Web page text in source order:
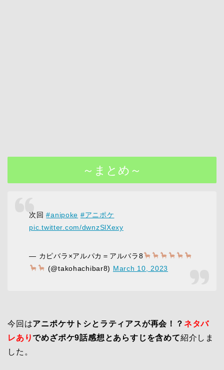
～まとめ～
次回#anipoke #アニポケ
pic.twitter.com/dwnzSlXexy
— カピバラ×アルパカ＝アルバラ8
(@takohachibar8) March 10, 2023
今回はアニポケサトシとラティアスが再会！？ ネタバ
レありでめざポケ9話感想とあらすじを含めて紹介しま
した。